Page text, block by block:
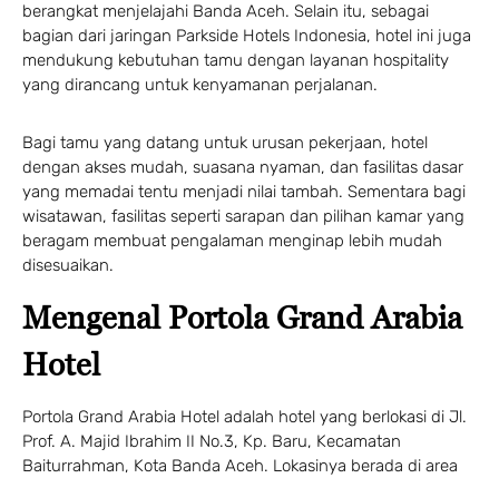
berangkat menjelajahi Banda Aceh. Selain itu, sebagai
bagian dari jaringan Parkside Hotels Indonesia, hotel ini juga
mendukung kebutuhan tamu dengan layanan hospitality
yang dirancang untuk kenyamanan perjalanan.
Bagi tamu yang datang untuk urusan pekerjaan, hotel
dengan akses mudah, suasana nyaman, dan fasilitas dasar
yang memadai tentu menjadi nilai tambah. Sementara bagi
wisatawan, fasilitas seperti sarapan dan pilihan kamar yang
beragam membuat pengalaman menginap lebih mudah
disesuaikan.
Mengenal Portola Grand Arabia
Hotel
Portola Grand Arabia Hotel adalah hotel yang berlokasi di Jl.
Prof. A. Majid Ibrahim II No.3, Kp. Baru, Kecamatan
Baiturrahman, Kota Banda Aceh. Lokasinya berada di area